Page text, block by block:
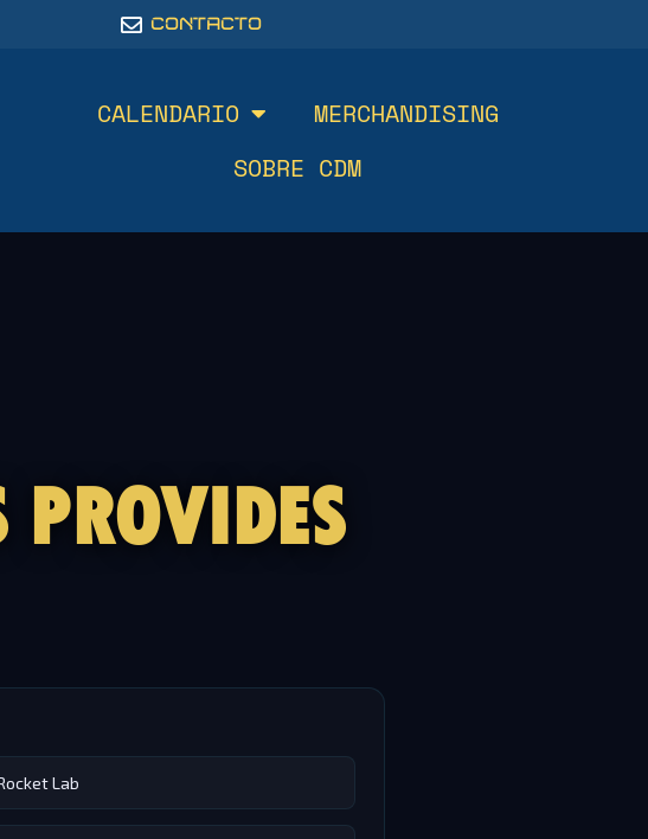
CONTACTO
CALENDARIO
MERCHANDISING
SOBRE CDM
PROVIDES
Lab